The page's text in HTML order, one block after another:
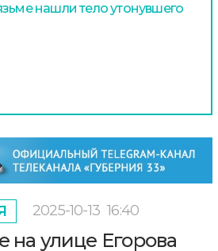
нашли тело утонувшего
2025-10-13 16:40
улице Егорова